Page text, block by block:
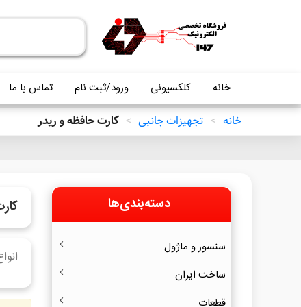
خانه کلکسیونی ورود/ثبت نام تماس با ما
خانه > تجهیزات جانبی > کارت حافظه و ریدر
دسته‌بندی‌ها
سنسور و ماژول
ساخت ایران
قطعات